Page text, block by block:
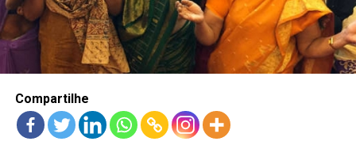
LANÇAMENTOS
Compartilhe